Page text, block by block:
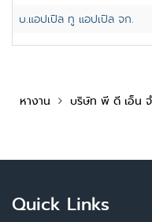
บ.แอปเปิล ทู แอปเปิล จก.
หางาน บริษัท พี ดี เอ็น
Quick Links